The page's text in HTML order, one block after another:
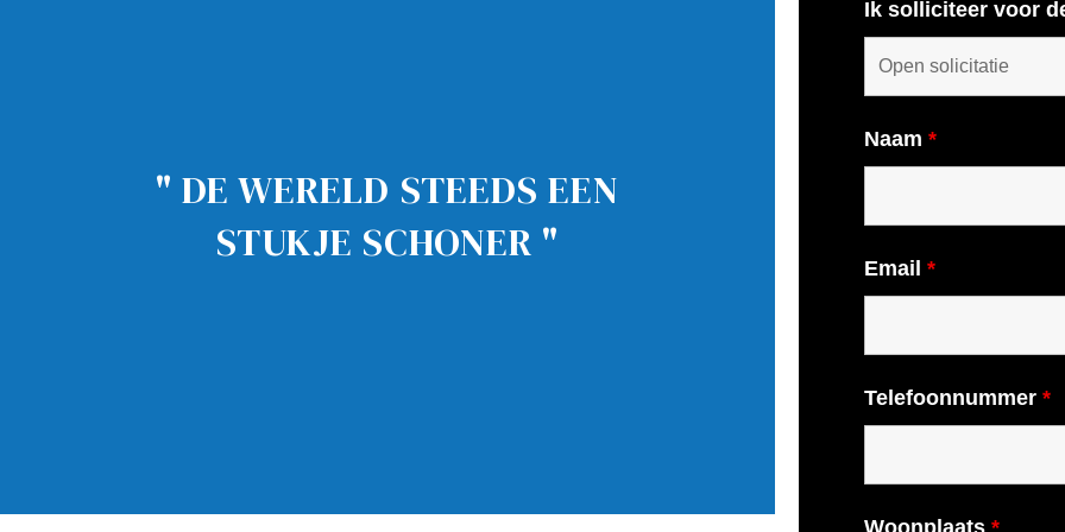
" DE WERELD STEEDS EEN
STUKJE SCHONER "
Ik solliciteer voor
Naam *
Email *
Telefoonnummer *